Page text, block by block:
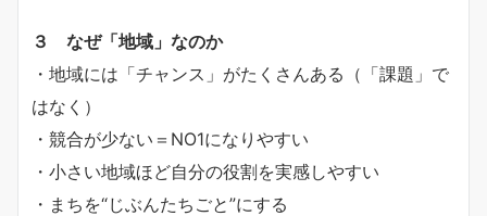
３ なぜ「地域」なのか
・地域には「チャンス」がたくさんある（「課題」で
はなく）
・競合が少ない＝NO1になりやすい
・小さい地域ほど自分の役割を実感しやすい
・まちを“じぶんたちごと”にする